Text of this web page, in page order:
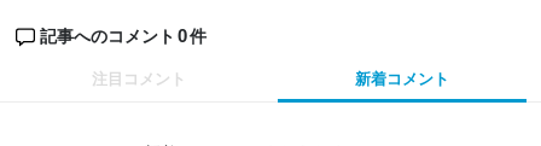
記事へのコメント 0件
注目コメント 新着コメント